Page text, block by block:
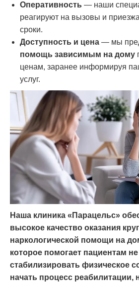
Оперативность — наши
реагируют на вызовы и
сроки.
Доступность и цена — мы
помощь зависимым на дому
ценам, заранее информируя
услуг.
Наша клиника «Парацельс»
высокое качество оказания
наркологической помощи на
которое помогает пациентам
стабилизировать физическое
начать процесс реабилитации,